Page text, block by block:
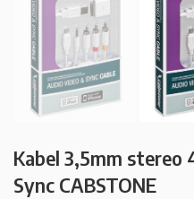
Kabel 3,5mm stereo
Sync CABSTONE